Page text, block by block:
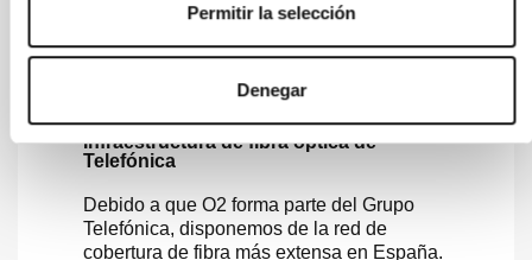
Permitir la selección
Denegar
¿Por qué contratar O2?
Infraestructura de fibra óptica de
Telefónica
Debido a que O2 forma parte del Grupo
Telefónica, disponemos de la red de
cobertura de fibra más extensa en España.